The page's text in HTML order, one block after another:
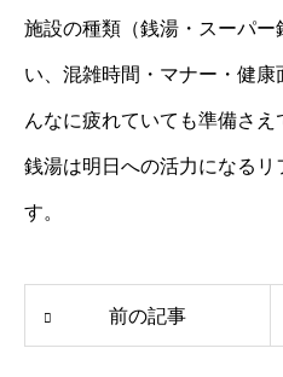
施設の種類（銭湯・スーパ
い、混雑時間・マナー・健
んなに疲れていても準備さ
銭湯は明日への活力になるリ
す。
前の記事